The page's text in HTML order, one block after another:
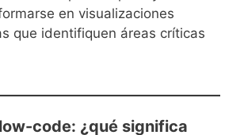
en visualizaciones
que identifiquen áreas críticas
code: ¿qué significa